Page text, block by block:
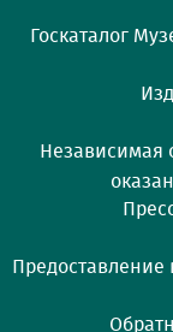
Госкаталог
Независимая